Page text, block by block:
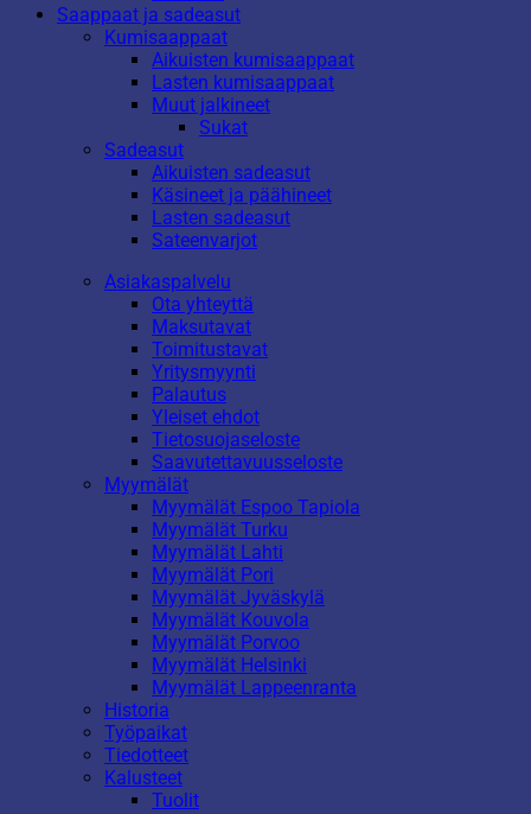
Saappaat ja sadeasut
Kumisaappaat
Aikuisten kumisaappaat
Lasten kumisaappaat
Muut jalkineet
Sukat
Sadeasut
Aikuisten sadeasut
Käsineet ja päähineet
Lasten sadeasut
Sateenvarjot
Asiakaspalvelu
Ota yhteyttä
Maksutavat
Toimitustavat
Yritysmyynti
Palautus
Yleiset ehdot
Tietosuojaseloste
Saavutettavuusseloste
Myymälät
Myymälät Espoo Tapiola
Myymälät Turku
Myymälät Lahti
Myymälät Pori
Myymälät Jyväskylä
Myymälät Kouvola
Myymälät Porvoo
Myymälät Helsinki
Myymälät Lappeenranta
Historia
Työpaikat
Tiedotteet
Kalusteet
Tuolit